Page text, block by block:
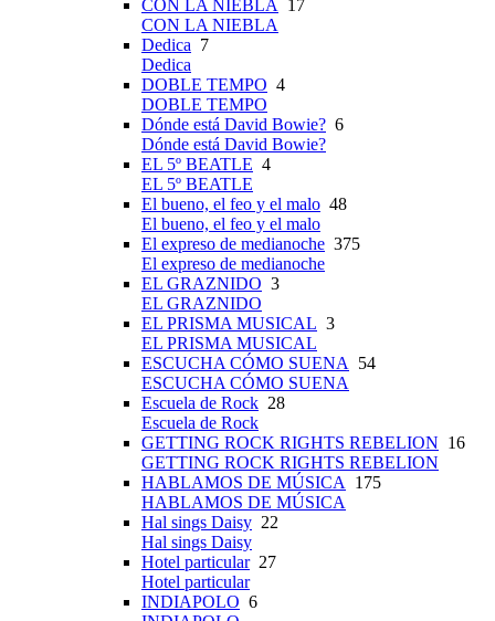
CON LA NIEBLA
17
CON LA NIEBLA
Dedica 7
Dedica
DOBLE TEMPO 4
DOBLE TEMPO
Dónde está David Bowie? 6
Dónde está David Bowie?
EL 5º BEATLE 4
EL 5º BEATLE
El bueno, el feo y el malo 48
El bueno, el feo y el malo
El expreso de medianoche 375
El expreso de medianoche
EL GRAZNIDO 3
EL GRAZNIDO
EL PRISMA MUSICAL 3
EL PRISMA MUSICAL
ESCUCHA CÓMO SUENA
54
ESCUCHA CÓMO SUENA
Escuela de Rock 28
Escuela de Rock
GETTING ROCK RIGHTS REBELION 16
GETTING ROCK RIGHTS REBELION
HABLAMOS DE MÚSICA
175
HABLAMOS DE MÚSICA
Hal sings Daisy 22
Hal sings Daisy
Hotel particular27
Hotel particular
INDIAPOLO 6